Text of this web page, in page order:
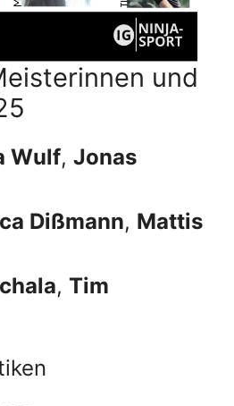
und
Wulf, Jonas
Dißmann, Mattis
, Tim